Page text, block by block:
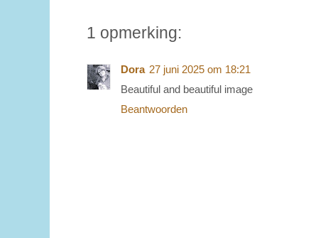
1 opmerking:
Dora 27 juni 2025 om 18:21
Beautiful and beautiful image
Beantwoorden